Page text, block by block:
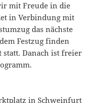
mit Freude in die
in Verbindung mit
das nächste
Festzug finden
statt. Danach ist freier
in Schweinfurt